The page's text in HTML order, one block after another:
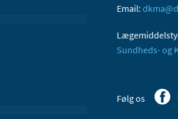
Email:
Sundheds- og
Følg os